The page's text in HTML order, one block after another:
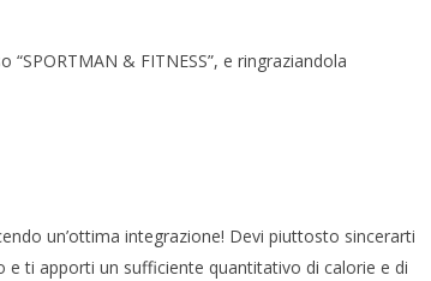
& FITNESS”, e ringraziandola
un’ottima integrazione! Devi piuttosto sincerarti
ti apporti un sufficiente quantitativo di calorie e di